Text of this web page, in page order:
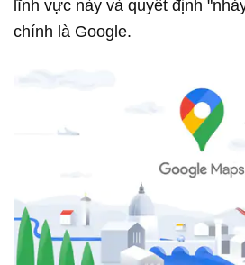
lĩnh vực này và quyết định
chính là Google.